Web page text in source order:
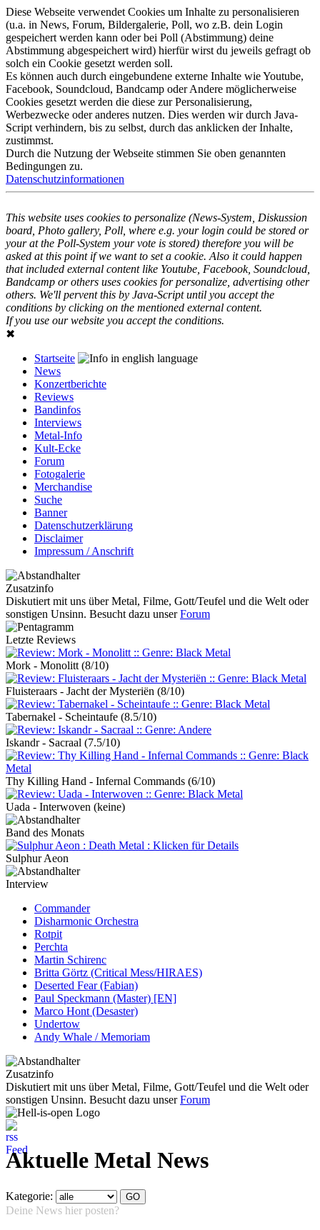
Diese Webseite verwendet Cookies um Inhalte zu personalisieren
(u.a. in News, Forum, Bildergalerie, Poll, wo z.B. dein Login
gespeichert werden kann oder bei Poll (Abstimmung) deine
Abstimmung abgespeichert wird) hierfür wirst du jeweils gefragt ob
solch ein Cookie gesetzt werden soll.
Es können auch durch eingebundene externe Inhalte wie Youtube,
Facebook, Soundcloud, Bandcamp oder Andere möglicherweise
Cookies gesetzt werden die diese zur Personalisierung,
Werbezwecke oder anderes nutzen. Dies werden wir durch Java-
Script verhindern, bis zu selbst, durch das anklicken der Inhalte,
zustimmst.
Durch die Nutzung der Webseite stimmen Sie oben genannten
Bedingungen zu.
Datenschutzinformationen
This website uses cookies to personalize (News-System, Diskussion
board, Photo gallery, Poll, where e.g. your login could be stored or
your at the Poll-System your vote is stored) therefore you will be
asked at this point if we want to set a cookie. Also it could happen
that included external content like Youtube, Facebook, Soundcloud,
Bandcamp or others uses cookies for personalize, advertising other
others. We'll pervent this by Java-Script until you accept the
conditions by clicking on the mentioned external content.
If you use our website you accept the conditions.
✖
Startseite
News
Konzertberichte
Reviews
Bandinfos
Interviews
Metal-Info
Kult-Ecke
Forum
Fotogalerie
Merchandise
Suche
Banner
Datenschutzerklärung
Disclaimer
Impressum / Anschrift
Zusatzinfo
Diskutiert mit uns über Metal, Filme, Gott/Teufel und die Welt oder
sonstigen Unsinn. Besucht dazu unserForum
Letzte Reviews
Mork - Monolitt (8/10)
Fluisteraars - Jacht der Mysteriën (8/10)
Tabernakel - Scheintaufe (8.5/10)
Iskandr - Sacraal (7.5/10)
Thy Killing Hand - Infernal Commands (6/10)
Uada - Interwoven (keine)
Band des Monats
Sulphur Aeon
Interview
Commander
Disharmonic Orchestra
Rotpit
Perchta
Martin Schirenc
Britta Görtz (Critical Mess/HIRAES)
Deserted Fear (Fabian)
Paul Speckmann (Master) [EN]
Marco Hont (Desaster)
Undertow
Andy Whale / Memoriam
Zusatzinfo
Diskutiert mit uns über Metal, Filme, Gott/Teufel und die Welt oder
sonstigen Unsinn. Besucht dazu unserForum
Aktuelle Metal News
Kategorie:
Deine News hier posten?